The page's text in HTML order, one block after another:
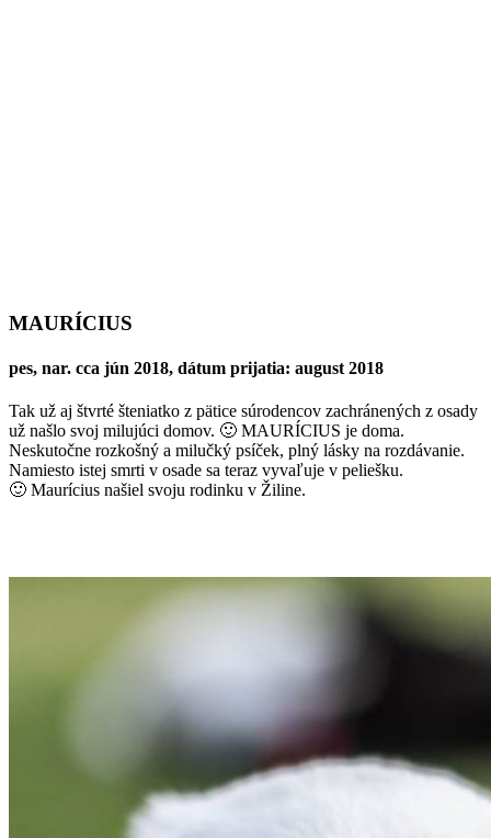
už našlo svoj milujúci domov.🙂 MAURÍCIUS je doma.
Neskutočne rozkošný a milučký psíček, plný lásky na rozdávanie.
Namiesto istej smrti v osade sa teraz vyvaľuje v peliešku.
🙂Maurícius našiel svoju rodinku v Žiline.